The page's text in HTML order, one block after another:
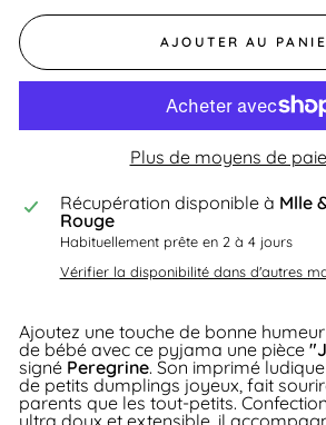
AJOUTER AU
Plus de moyens de
Récupération disponible à Mlle
Rouge
Habituellement prête en 2 à 4 jours
Vérifier la disponibilité dans d'autres
Ajoutez une touche de bonne
de bébé avec ce pyjama une pièce
signé Peregrine. Son imprimé
de petits dumplings joyeux, fait
parents que les tout-petits.
ultra doux et extensible, il